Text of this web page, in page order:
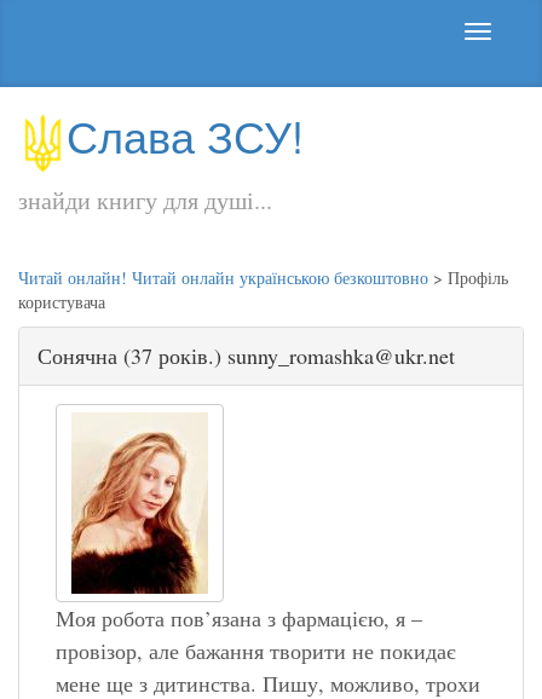
Слава ЗСУ!
знайди книгу для душі...
Читай онлайн! Читай онлайн українською безкоштовно > Профіль
користувача
Сонячна (37 років.) sunny_romashka@ukr.net
Моя робота пов’язана з фармацією, я –
провізор, але бажання творити не покидає
мене ще з дитинства. Пишу, можливо, трохи